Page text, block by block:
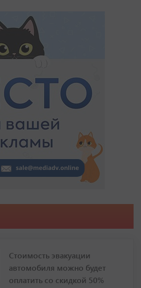
Стоимость эвакуации
автомобиля можно будет
оплатить со скидкой 50%